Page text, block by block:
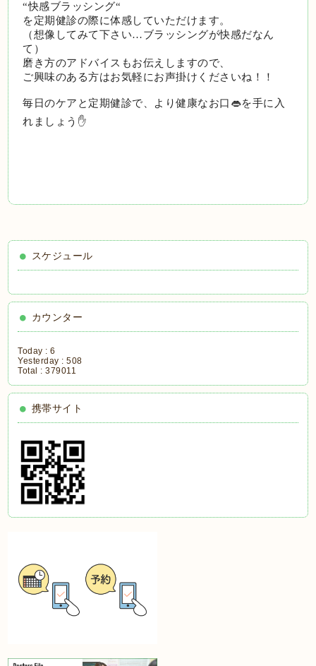
“快感ブラッシング“
を定期健診の際に体感していただけます。
（想像してみて下さい…ブラッシングが快感だなん
て）
磨き方のアドバイスもお伝えしますので、
ご興味のある方はお気軽にお声掛けくださいね！！
毎日のケアと定期健診で、より健康なお口👄を手に入
れましょう✋
スケジュール
カウンター
Today :6
Yesterday :508
Total :379011
携帯サイト